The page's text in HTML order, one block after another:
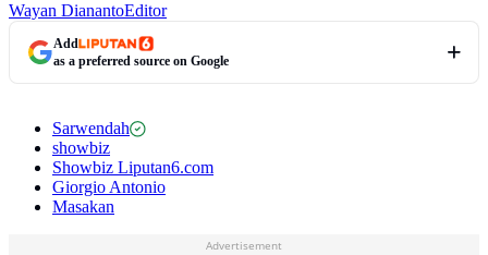
Wayan DianantoEditor
Add
as a preferred source on Google
Sarwendah
showbiz
Showbiz Liputan6.com
Giorgio Antonio
Masakan
Advertisement